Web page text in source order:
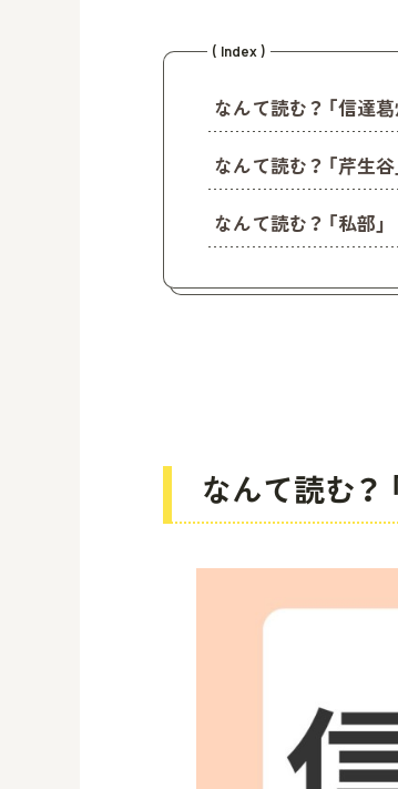
( Index )
なんて読む？ 「信達葛
なんて読む？ 「芹生谷
なんて読む？ 「私部」
なんて読む？